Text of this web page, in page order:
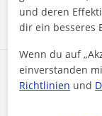
Mehr
und deren
dir ein besseres
Wenn du auf
einverstanden
Richtlinien und